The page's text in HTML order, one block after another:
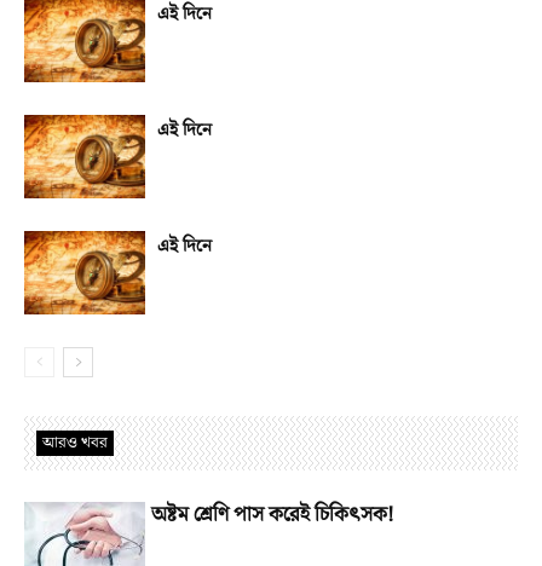
এই দিনে
এই দিনে
এই দিনে
আরও খবর
অষ্টম শ্রেণি পাস করেই চিকিৎসক!